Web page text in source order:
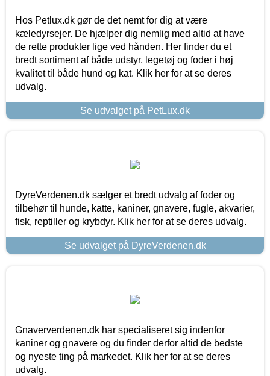
Hos Petlux.dk gør de det nemt for dig at være
kæledyrsejer. De hjælper dig nemlig med altid at have
de rette produkter lige ved hånden. Her finder du et
bredt sortiment af både udstyr, legetøj og foder i høj
kvalitet til både hund og kat. Klik her for at se deres
udvalg.
Se udvalget på PetLux.dk
DyreVerdenen.dk sælger et bredt udvalg af foder og
tilbehør til hunde, katte, kaniner, gnavere, fugle, akvarier,
fisk, reptiller og krybdyr. Klik her for at se deres udvalg.
Se udvalget på DyreVerdenen.dk
Gnaververdenen.dk har specialiseret sig indenfor
kaniner og gnavere og du finder derfor altid de bedste
og nyeste ting på markedet. Klik her for at se deres
udvalg.